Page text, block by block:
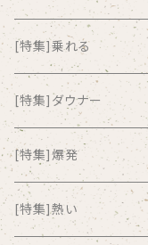
ALKASILKA
all about paradise
ALL ITEM 10 TIMES
Amia Calva
[特集]乗れる
[特集]ダウナー
[特集]爆発
[特集]熱い